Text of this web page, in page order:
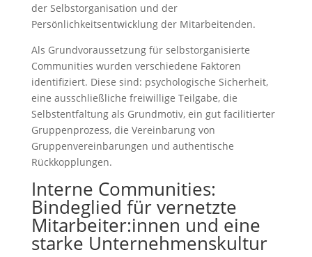
der Selbstorganisation und der
Persönlichkeitsentwicklung der Mitarbeitenden.
Als Grundvoraussetzung für selbstorganisierte
Communities wurden verschiedene Faktoren
identifiziert. Diese sind: psychologische Sicherheit,
eine ausschließliche freiwillige Teilgabe, die
Selbstentfaltung als Grundmotiv, ein gut facilitierter
Gruppenprozess, die Vereinbarung von
Gruppenvereinbarungen und authentische
Rückkopplungen.
Interne Communities:
Bindeglied für vernetzte
Mitarbeiter:innen und eine
starke Unternehmenskultur